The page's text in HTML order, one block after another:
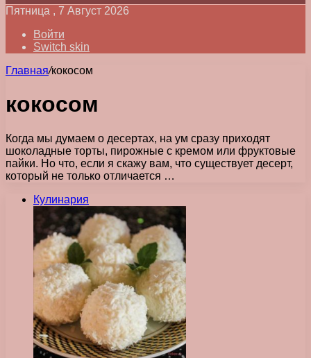
Пятница , 7 Август 2026
Войти
Switch skin
Главная/кокосом
кокосом
Когда мы думаем о десертах, на ум сразу приходят
шоколадные торты, пирожные с кремом или фруктовые
пайки. Но что, если я скажу вам, что существует десерт,
который не только отличается …
Кулинария